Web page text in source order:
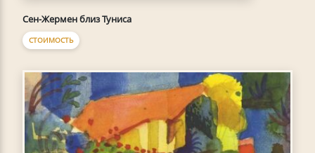
Сен-Жермен близ Туниса
СТОИМОСТЬ